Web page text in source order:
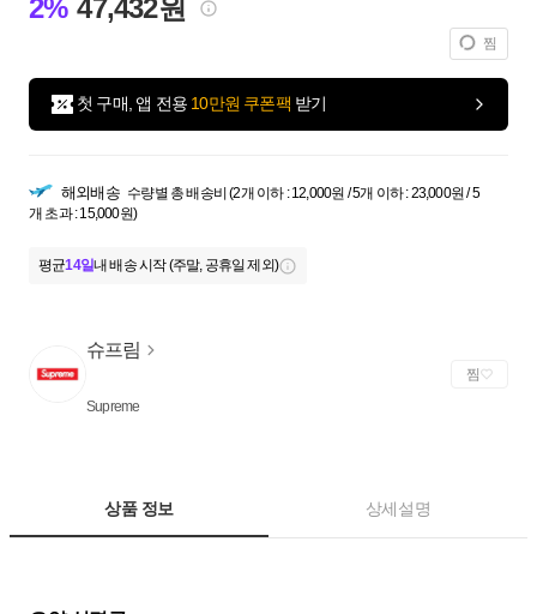
2% 47,432원
찜
첫 구매, 앱 전용 10만원 쿠폰팩 받기
해외배송 수량별 총 배송비 (2개 이하 : 12,000원 / 5개 이하 : 23,000원 / 5
개 초과 : 15,000원)
평균14일내 배송 시작 (주말, 공휴일 제외)
슈프림
Supreme
찜
상품 정보 상세설명